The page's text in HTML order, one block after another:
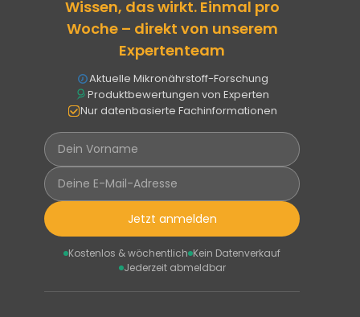
Wissen, das wirkt. Einmal pro
Woche – direkt von unserem
Expertenteam
Aktuelle Mikronährstoff-Forschung
Produktbewertungen von Experten
Nur datenbasierte Fachinformationen
Jetzt anmelden
Kostenlos & wöchentlich Kein Datenverkauf
Jederzeit abmeldbar